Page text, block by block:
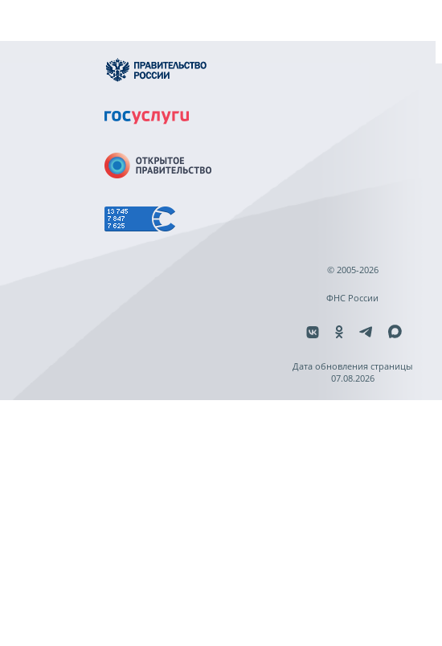
© 2005-2026
ФНС России
Дата обновления страницы
07.08.2026